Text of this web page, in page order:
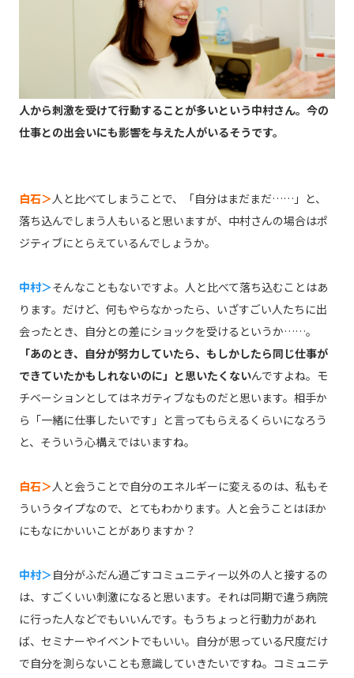
人から刺激を受けて行動することが多いという中村さん。今の
仕事との出会いにも影響を与えた人がいるそうです。
白石＞人と比べてしまうことで、「自分はまだまだ……」と、
落ち込んでしまう人もいると思いますが、中村さんの場合はポ
ジティブにとらえているんでしょうか。
中村＞そんなこともないですよ。人と比べて落ち込むことはあ
ります。だけど、何もやらなかったら、いざすごい人たちに出
会ったとき、自分との差にショックを受けるというか……。
「あのとき、自分が努力していたら、もしかしたら同じ仕事が
できていたかもしれないのに」と思いたくないんですよね。モ
チベーションとしてはネガティブなものだと思います。相手か
ら「一緒に仕事したいです」と言ってもらえるくらいになろう
と、そういう心構えではいますね。
白石＞人と会うことで自分のエネルギーに変えるのは、私もそ
ういうタイプなので、とてもわかります。人と会うことはほか
にもなにかいいことがありますか？
中村＞自分がふだん過ごすコミュニティー以外の人と接するの
は、すごくいい刺激になると思います。それは同期で違う病院
に行った人などでもいいんです。もうちょっと行動力があれ
ば、セミナーやイベントでもいい。自分が思っている尺度だけ
で自分を測らないことも意識していきたいですね。コミュニテ